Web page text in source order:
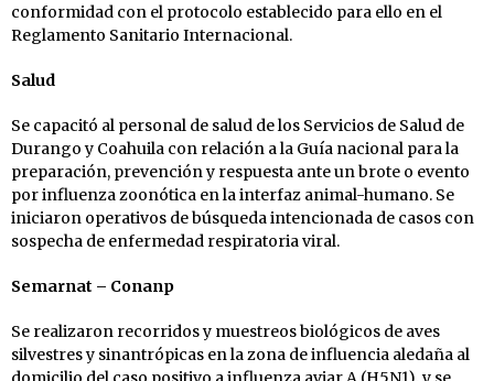
conformidad con el protocolo establecido para ello en el
Reglamento Sanitario Internacional.
Salud
Se capacitó al personal de salud de los Servicios de Salud de
Durango y Coahuila con relación a la Guía nacional para la
preparación, prevención y respuesta ante un brote o evento
por influenza zoonótica en la interfaz animal-humano. Se
iniciaron operativos de búsqueda intencionada de casos con
sospecha de enfermedad respiratoria viral.
Semarnat – Conanp
Se realizaron recorridos y muestreos biológicos de aves
silvestres y sinantrópicas en la zona de influencia aledaña al